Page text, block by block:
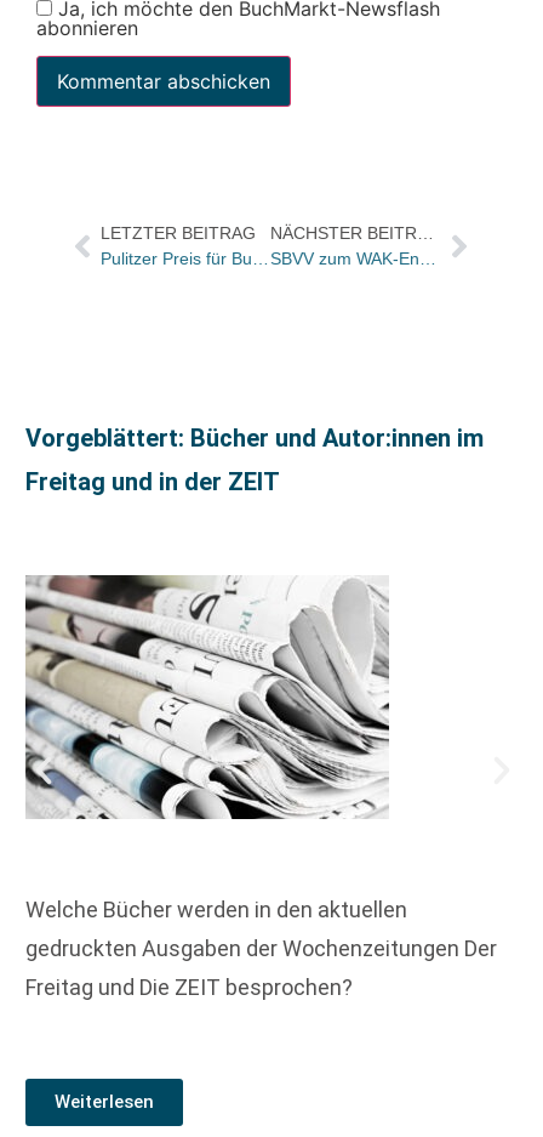
Ja, ich möchte den BuchMarkt-Newsflash
abonnieren
LETZTER BEITRAG
Vorgeblättert: Bücher und Autor:innen im
Freitag und in der ZEIT
Welche Bücher werden in den aktuellen
gedruckten Ausgaben der Wochenzeitungen Der
Freitag und Die ZEIT besprochen?
Weiterlesen